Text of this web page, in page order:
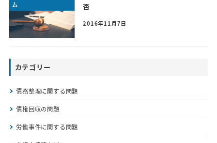
ム
否
2016年11月7日
カテゴリー
債務整理に関する問題
債権回収の問題
労働事件に関する問題